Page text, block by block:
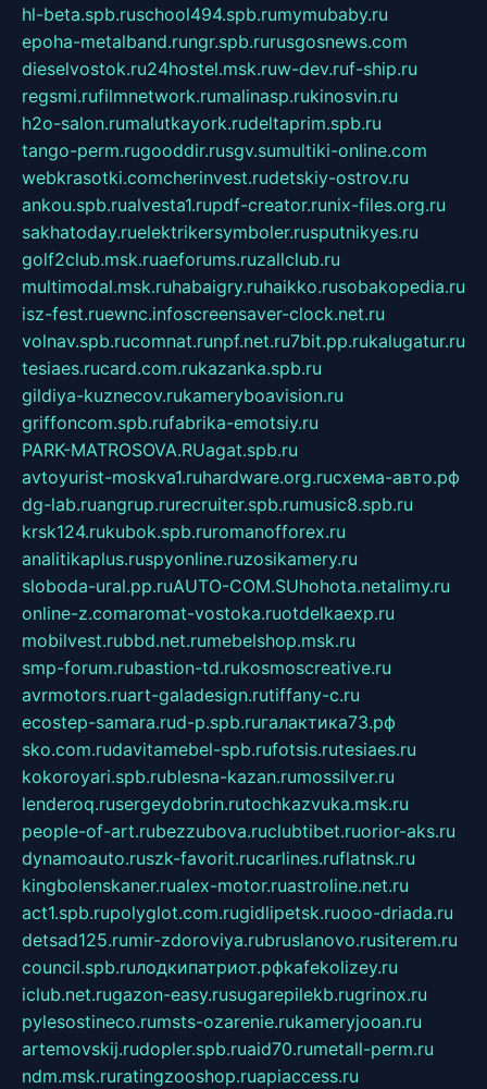
hl-beta.spb.ruschool494.spb.rumymubaby.ru
epoha-metalband.rungr.spb.rurusgosnews.com
dieselvostok.ru24hostel.msk.ruw-dev.ruf-ship.ru
regsmi.rufilmnetwork.rumalinasp.rukinosvin.ru
h2o-salon.rumalutkayork.rudeltaprim.spb.ru
tango-perm.rugooddir.rusgv.sumultiki-online.com
webkrasotki.comcherinvest.rudetskiy-ostrov.ru
ankou.spb.rualvesta1.rupdf-creator.runix-files.org.ru
sakhatoday.ruelektrikersymboler.rusputnikyes.ru
golf2club.msk.ruaeforums.ruzallclub.ru
multimodal.msk.ruhabaigry.ruhaikko.rusobakopedia.ru
isz-fest.ruewnc.infoscreensaver-clock.net.ru
volnav.spb.rucomnat.runpf.net.ru7bit.pp.rukalugatur.ru
tesiaes.rucard.com.rukazanka.spb.ru
gildiya-kuznecov.rukameryboavision.ru
griffoncom.spb.rufabrika-emotsiy.ru
PARK-MATROSOVA.RUagat.spb.ru
avtoyurist-moskva1.ruhardware.org.ruсхема-авто.рф
dg-lab.ruangrup.rurecruiter.spb.rumusic8.spb.ru
krsk124.rukubok.spb.ruromanofforex.ru
analitikaplus.ruspyonline.ruzosikamery.ru
sloboda-ural.pp.ruAUTO-COM.SUhohota.netalimy.ru
online-z.comaromat-vostoka.ruotdelkaexp.ru
mobilvest.rubbd.net.rumebelshop.msk.ru
smp-forum.rubastion-td.rukosmoscreative.ru
avrmotors.ruart-galadesign.rutiffany-c.ru
ecostep-samara.rud-p.spb.ruгалактика73.рф
sko.com.rudavitamebel-spb.rufotsis.rutesiaes.ru
kokoroyari.spb.rublesna-kazan.rumossilver.ru
lenderoq.rusergeydobrin.rutochkazvuka.msk.ru
people-of-art.rubezzubova.ruclubtibet.ruorior-aks.ru
dynamoauto.ruszk-favorit.rucarlines.ruflatnsk.ru
kingbolenskaner.rualex-motor.ruastroline.net.ru
act1.spb.rupolyglot.com.rugidlipetsk.ruooo-driada.ru
detsad125.rumir-zdoroviya.rubruslanovo.rusiterem.ru
council.spb.ruлодкипатриот.рфkafekolizey.ru
iclub.net.rugazon-easy.rusugarepilekb.rugrinox.ru
pylesostineco.rumsts-ozarenie.rukameryjooan.ru
artemovskij.rudopler.spb.ruaid70.rumetall-perm.ru
ndm.msk.ruratingzooshop.ruapiaccess.ru